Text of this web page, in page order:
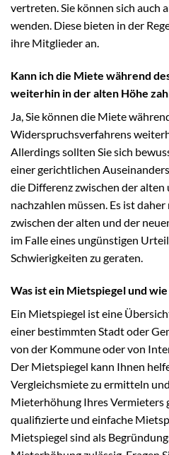
vertreten. Sie können sich auch
wenden. Diese bieten in der
ihre Mitglieder an.
Kann ich die Miete während
weiterhin in der alten Höhe
Ja, Sie können die Miete
Widerspruchsverfahrens
Allerdings sollten Sie sich
einer gerichtlichen
die Differenz zwischen der
nachzahlen müssen. Es ist
zwischen der alten und der
im Falle eines ungünstigen
Schwierigkeiten zu geraten.
Was ist ein Mietspiegel und
Ein Mietspiegel ist eine
einer bestimmten Stadt oder
von der Kommune oder von
Der Mietspiegel kann Ihnen
Vergleichsmiete zu ermitteln
Mieterhöhung Ihres Vermieters
qualifizierte und einfache
Mietspiegel sind als